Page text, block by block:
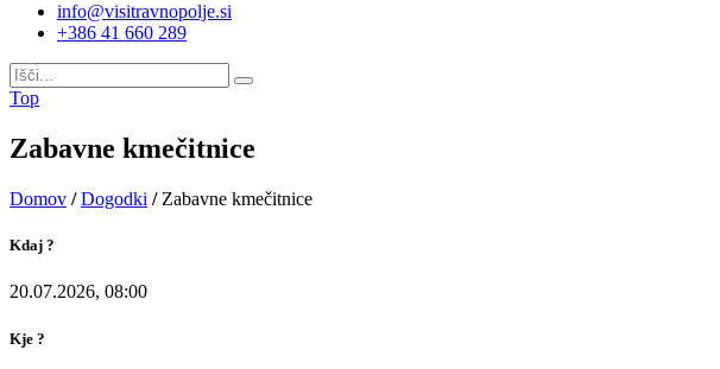
info@visitravnopolje.si
+386 41 660 289
Top
Zabavne kmečitnice
Domov / Dogodki / Zabavne kmečitnice
Kdaj ?
20.07.2026, 08:00
Kje ?